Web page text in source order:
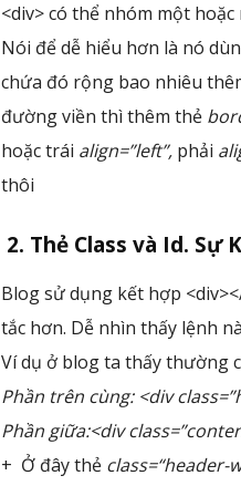
<div> có thể nhóm một
Nói để dễ hiểu hơn là nó
chứa đó rộng bao nhiêu
đường viền thì thêm thẻ
hoặc trái align=”left”, phải
thôi
2. Thẻ Class và Id. Sự
Blog sử dụng kết hợp
tắc hơn. Dễ nhìn thấy lệnh
Ví dụ ở blog ta thấy thường
Phần trên cùng: <div
Phần giữa:<div
+ Ở đây thẻ class=“header-